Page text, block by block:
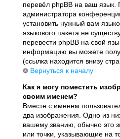
перевёл phpBB на ваш язык.
администратора
установить нужный вам
языкового пакета не
перевести phpBB на свой
информацию вы можете
(ссылка находится внизу
Вернуться к началу
Как я могу поместить
своим именем?
Вместе с именем
два изображения. Одно из
вашему званию, обычно это
или точки, указывающие на